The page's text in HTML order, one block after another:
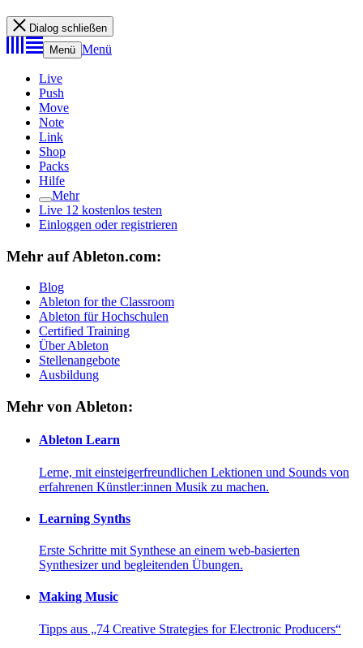
Dialog schließen
Menü Menü
Live
Push
Move
Note
Link
Shop
Packs
Hilfe
Mehr
Live 12 kostenlos testen
Einloggen oder registrieren
Mehr auf Ableton.com:
Blog
Ableton for the Classroom
Ableton für Hochschulen
Certified Training
Über Ableton
Stellenangebote
Ausbildung
Mehr von Ableton:
Ableton Learn
Lerne, mit einsteigerfreundlichen Lektionen und Sounds von
erfahrenen Künstler:innen Musik zu machen.
Learning Synths
Erste Schritte mit Synthese an einem web-basierten
Synthesizer und begleitenden Übungen.
Making Music
Tipps aus „74 Creative Strategies for Electronic Producers“